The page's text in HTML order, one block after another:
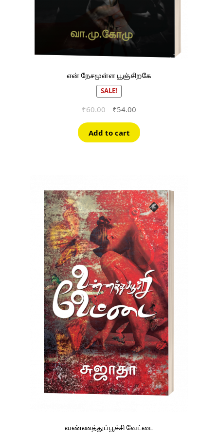
என் நேசமுள்ள பூஞ்சிறகே
SALE!
₹60.00
Original
was:
₹60.00.
₹54.00Current
is:
₹54.00.
Add to cart
வண்ணத்துப்பூச்சி வேட்டை